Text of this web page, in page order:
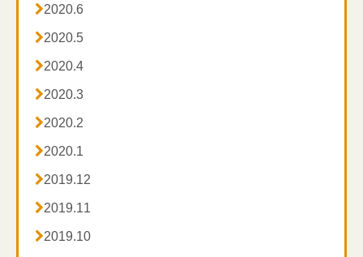
2020.6
2020.5
2020.4
2020.3
2020.2
2020.1
2019.12
2019.11
2019.10